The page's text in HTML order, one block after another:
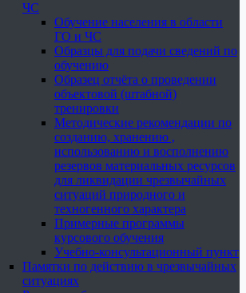
ЧС
Обучение населения в области
ГО и ЧС
Образцы для подачи сведений по
обучению
Образец отчёта о проведении
объектовой (штабной)
тренировки
Методические рекомендации по
созданию, хранению ,
использованию и восполнению
резервов материальных ресурсов
для ликвидации чрезвычайных
ситуаций природного и
техногенного характера
Примерные программы
курсового обучения
Учебно-консультационный пункт
Памятки по действию в чрезвычайных
ситуациях